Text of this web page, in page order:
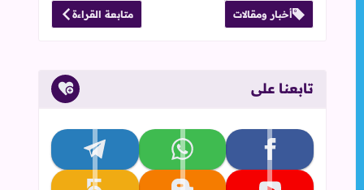
أخبار ومقالات متابعة القراءة
تابعنا على
تابعنا على facebook تابعنا على whatsapp تابعنا على telegram